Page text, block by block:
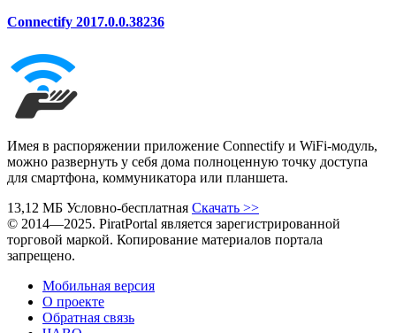
Connectify 2017.0.0.38236
Имея в распоряжении приложение Connectify и WiFi-модуль,
можно развернуть у себя дома полноценную точку доступа
для смартфона, коммуникатора или планшета.
13,12 МБ Условно-бесплатная Скачать >>
© 2014—2025. PiratPortal является зарегистрированной
торговой маркой. Копирование материалов портала
запрещено.
Мобильная версия
О проекте
Обратная связь